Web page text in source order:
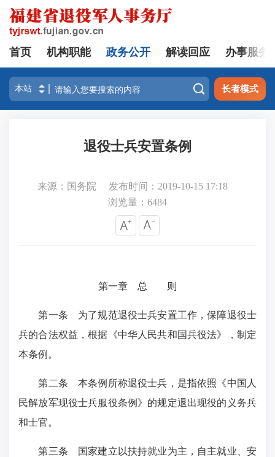
首页 机构职能 政务公开 解读回应 办事服务
 长者模式
退役士兵安置条例
来源：国务院
发布时间：2019-10-15 17:18
浏览量： 6484
第一章 总 则
第一条 为了规范退役士兵安置工作，保障退役士
兵的合法权益，根据《中华人民共和国兵役法》，制定
本条例。
第二条 本条例所称退役士兵，是指依照《中国人
民解放军现役士兵服役条例》的规定退出现役的义务兵
和士官。
第三条 国家建立以扶持就业为主，自主就业、安